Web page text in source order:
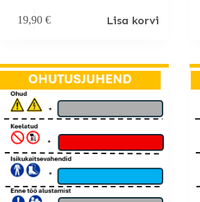
19,90€ Lisa korvi